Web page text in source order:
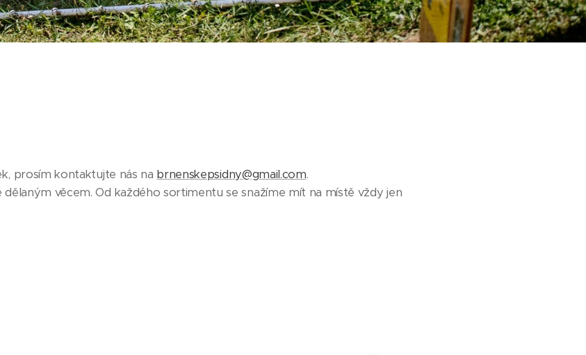
prosím kontaktujte nás na brnenskepsidny@gmail.com.
věcem. Od každého sortimentu se snažíme mít na místě vždy jen